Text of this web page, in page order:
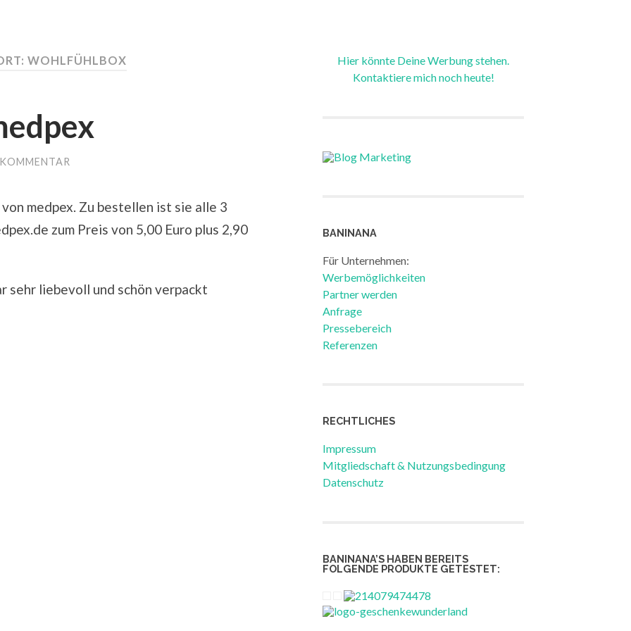
WOHLFÜHLBOX
medpex. Zu bestellen ist sie alle 3
zum Preis von 5,00 Euro plus 2,90
sehr liebevoll und schön verpackt
Hier könnte Deine Werbung stehen.
Kontaktiere mich noch heute!
BANINANA
Für Unternehmen:
Werbemöglichkeiten
Partner werden
Anfrage
Pressebereich
Referenzen
RECHTLICHES
Impressum
Mitgliedschaft & Nutzungsbedingung
Datenschutz
BANINANA’S HABEN BEREITS
FOLGENDE PRODUKTE GETESTET: